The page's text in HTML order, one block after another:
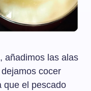
añadimos las alas
cocer
que el pescado